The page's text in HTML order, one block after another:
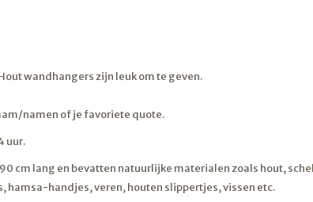
wandhangers zijn leuk om te geven.
namen of je favoriete quote.
uur.
cm lang en bevatten natuurlijke materialen zoals hout,
hamsa-handjes, veren, houten slippertjes, vissen etc.